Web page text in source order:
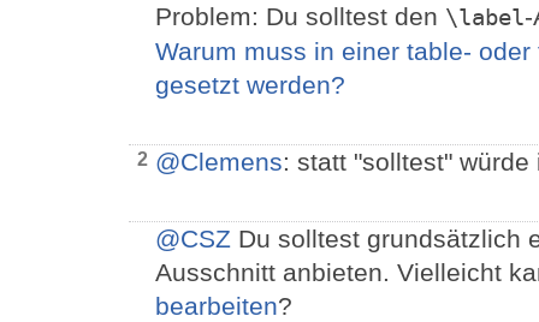
Problem: Du solltest den \label
Warum muss in einer table-
gesetzt werden?
2 @Clemens: statt "solltest"
@CSZ Du solltest grundsätzlich
Ausschnitt anbieten. Vielleicht
bearbeiten?